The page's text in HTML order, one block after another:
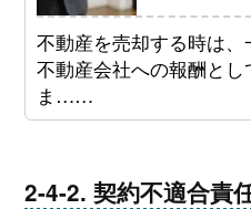
不動産を売却する時は
不動産会社への報酬と
ま……
契約不適合責